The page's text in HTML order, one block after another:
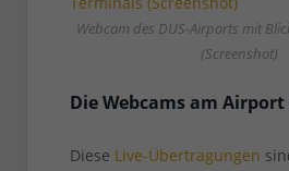
Webcam des DUS-Airports mit
(Screenshot)
Die Webcams am
Diese Live-Übertragungen